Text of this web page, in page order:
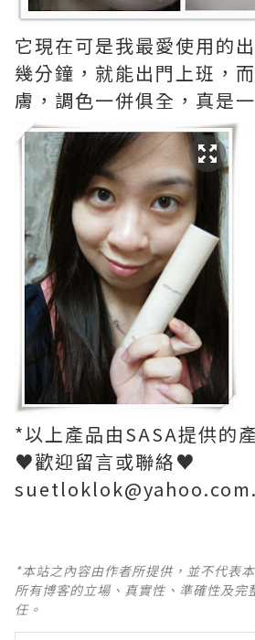
它現在可是我最愛使用的
幾分鐘，就能出門上班，
膚，調色一併俱全，真是
*以上產品由SASA提供的
♥歡迎留言或聯絡♥
*本站之內容由作者所提供，並不代表
所有博客的立場、真實性、準確性及完
任。